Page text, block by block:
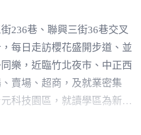
236巷、聯興三街36巷交叉
每日走訪櫻花盛開步道、並
樂，近臨竹北夜市、中正西
賣場、超商，及就業密集
科技園區，就讀學區為新社